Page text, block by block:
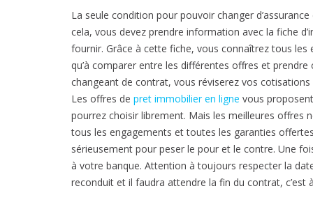
La seule condition pour pouvoir changer
cela, vous devez prendre information avec la fiche
fournir. Grâce à cette fiche, vous connaîtrez tous les
qu’à comparer entre les différentes offres et
changeant de contrat, vous réviserez vos
Les offres de pret immobilier en ligne vous
pourrez choisir librement. Mais les meilleures offres
tous les engagements et toutes les garanties
sérieusement pour peser le pour et le contre. Une
à votre banque. Attention à toujours respecter la
reconduit et il faudra attendre la fin du contrat, c’est